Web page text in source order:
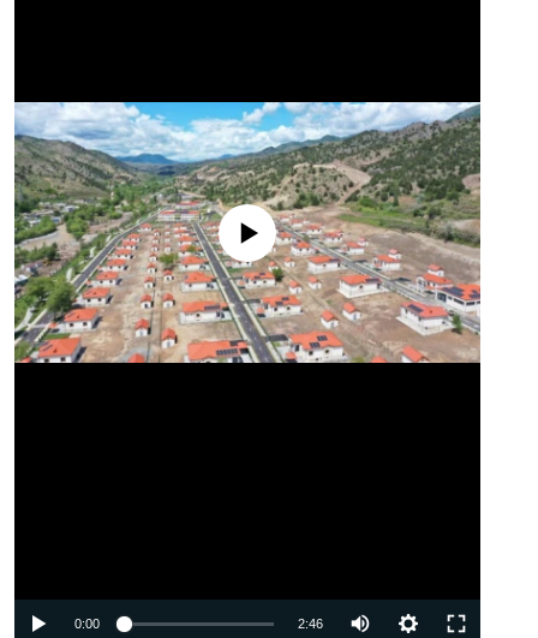
No media source currently available
0:00 2:46